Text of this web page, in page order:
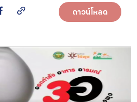
ปญ
ดาวน์โหลด